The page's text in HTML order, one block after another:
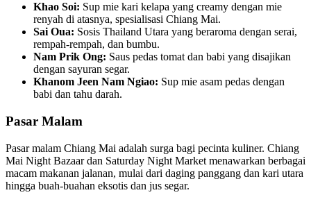
Khao Soi: Sup mie kari kelapa yang creamy dengan mie
renyah di atasnya, spesialisasi Chiang Mai.
Sai Oua: Sosis Thailand Utara yang beraroma dengan serai,
rempah-rempah, dan bumbu.
Nam Prik Ong: Saus pedas tomat dan babi yang disajikan
dengan sayuran segar.
Khanom Jeen Nam Ngiao: Sup mie asam pedas dengan
babi dan tahu darah.
Pasar Malam
Pasar malam Chiang Mai adalah surga bagi pecinta kuliner. Chiang
Mai Night Bazaar dan Saturday Night Market menawarkan berbagai
macam makanan jalanan, mulai dari daging panggang dan kari utara
hingga buah-buahan eksotis dan jus segar.